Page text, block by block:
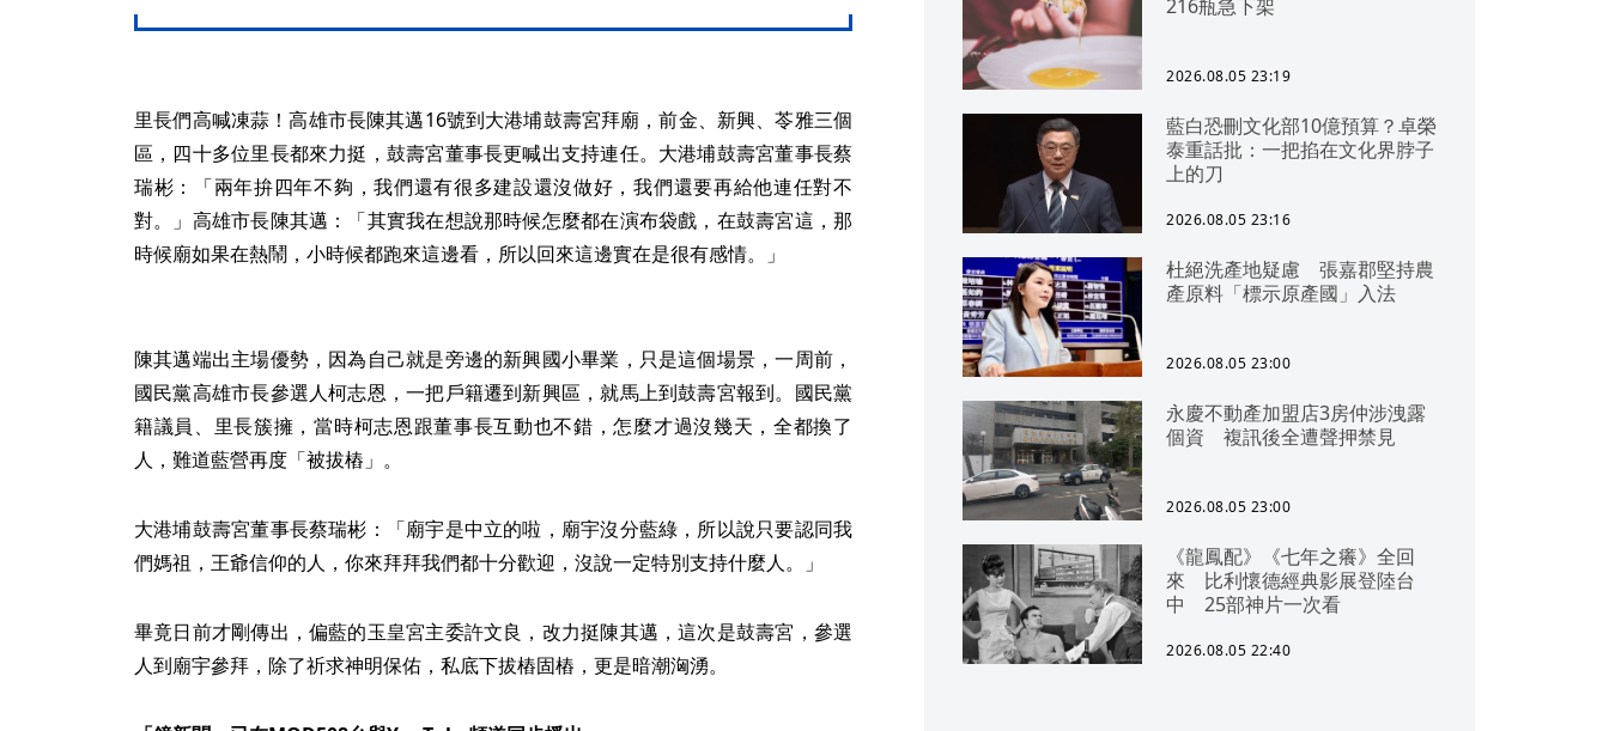
里長們高喊凍蒜！高雄市長陳其邁16號到大港埔鼓壽宮拜廟，前金、新興、苓雅三個
區，四十多位里長都來力挺，鼓壽宮董事長更喊出支持連任。大港埔鼓壽宮董事長蔡
瑞彬：「兩年拚四年不夠，我們還有很多建設還沒做好，我們還要再給他連任對不
對。」高雄市長陳其邁：「其實我在想說那時候怎麼都在演布袋戲，在鼓壽宮這，那
時候廟如果在熱鬧，小時候都跑來這邊看，所以回來這邊實在是很有感情。」
陳其邁端出主場優勢，因為自己就是旁邊的新興國小畢業，只是這個場景，一周前，
國民黨高雄市長參選人柯志恩，一把戶籍遷到新興區，就馬上到鼓壽宮報到。國民黨
籍議員、里長簇擁，當時柯志恩跟董事長互動也不錯，怎麼才過沒幾天，全都換了
人，難道藍營再度「被拔樁」。
大港埔鼓壽宮董事長蔡瑞彬：「廟宇是中立的啦，廟宇沒分藍綠，所以說只要認同我
們媽祖，王爺信仰的人，你來拜拜我們都十分歡迎，沒說一定特別支持什麼人。」
畢竟日前才剛傳出，偏藍的玉皇宮主委許文良，改力挺陳其邁，這次是鼓壽宮，參選
人到廟宇參拜，除了祈求神明保佑，私底下拔樁固樁，更是暗潮洶湧。
216瓶急下架
2026.08.05 23:19
藍白恐刪文化部10億預算？卓榮
泰重話批：一把掐在文化界脖子
上的刀
2026.08.05 23:16
杜絕洗產地疑慮 張嘉郡堅持農
產原料「標示原產國」入法
2026.08.05 23:00
永慶不動產加盟店3房仲涉洩露
個資 複訊後全遭聲押禁見
2026.08.05 23:00
《龍鳳配》《七年之癢》全回
來 比利懷德經典影展登陸台
中 25部神片一次看
2026.08.05 22:40